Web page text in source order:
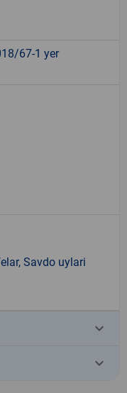
67-1 yer
Savdo uylari
keyboard_arrow_down
keyboard_arrow_down